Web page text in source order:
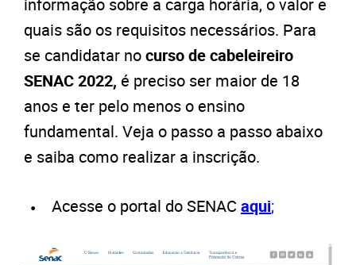
informação sobre a carga horária, o valor e
quais são os requisitos necessários. Para
se candidatar nocurso de cabeleireiro
SENAC 2022, é preciso ser maior de 18
anos e ter pelo menos o ensino
fundamental. Veja o passo a passo abaixo
e saiba como realizar a inscrição.
Acesse o portal do SENAC aqui;